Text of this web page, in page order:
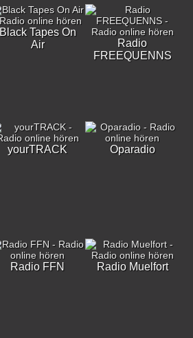
Black Tapes On
Air
Radio
FREEQUENNS
yourTRACK Oparadio
Radio FFN Radio Muelfort